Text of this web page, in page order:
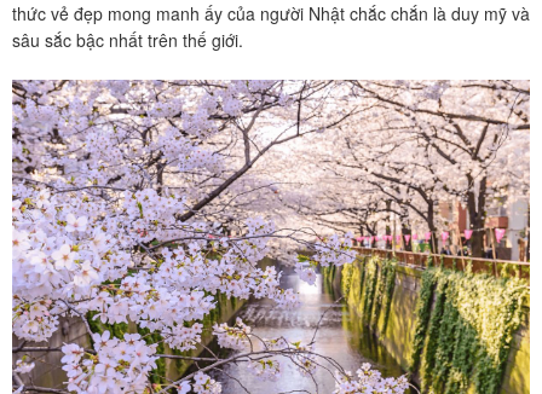
thức vẻ đẹp mong manh ấy của người Nhật chắc chắn là duy mỹ và
sâu sắc bậc nhất trên thế giới.